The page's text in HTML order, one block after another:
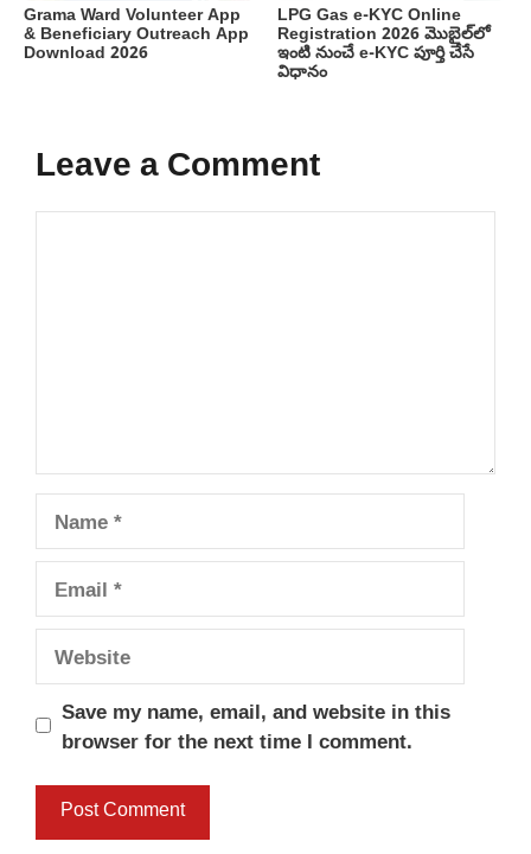
Grama Ward Volunteer App
& Beneficiary Outreach App
Download 2026
LPG Gas e-KYC Online
Registration 2026 మొబైల్‌లో
ఇంటి నుంచే e-KYC పూర్తి చేసే
విధానం
Leave a Comment
Comment
Name
Email
Website
Save my name, email, and website in this
browser for the next time I comment.